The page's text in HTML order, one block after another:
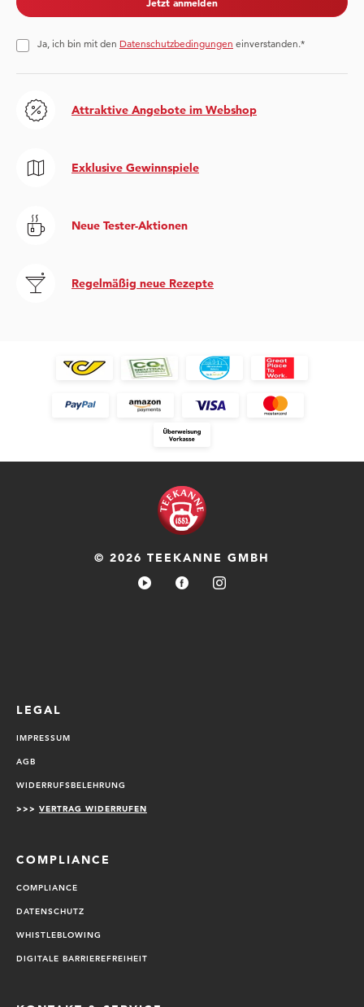
Ja, ich bin mit den Datenschutzbedingungen einverstanden.*
Attraktive Angebote im Webshop
Exklusive Gewinnspiele
Neue Tester-Aktionen
Regelmäßig neue Rezepte
© 2026 TEEKANNE GMBH
LEGAL
IMPRESSUM
AGB
WIDERRUFSBELEHRUNG
>>> VERTRAG WIDERRUFEN
COMPLIANCE
COMPLIANCE
DATENSCHUTZ
WHISTLEBLOWING
DIGITALE BARRIEREFREIHEIT